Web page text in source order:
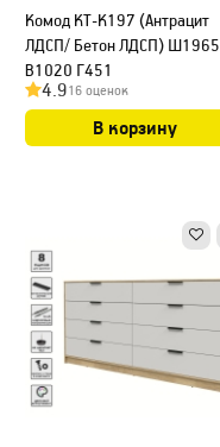
Kомод КТ-К197 (Антрацит
ЛДСП/ Бетон ЛДСП) Ш1965
В1020 Г451
4.916 оценок
В корзину